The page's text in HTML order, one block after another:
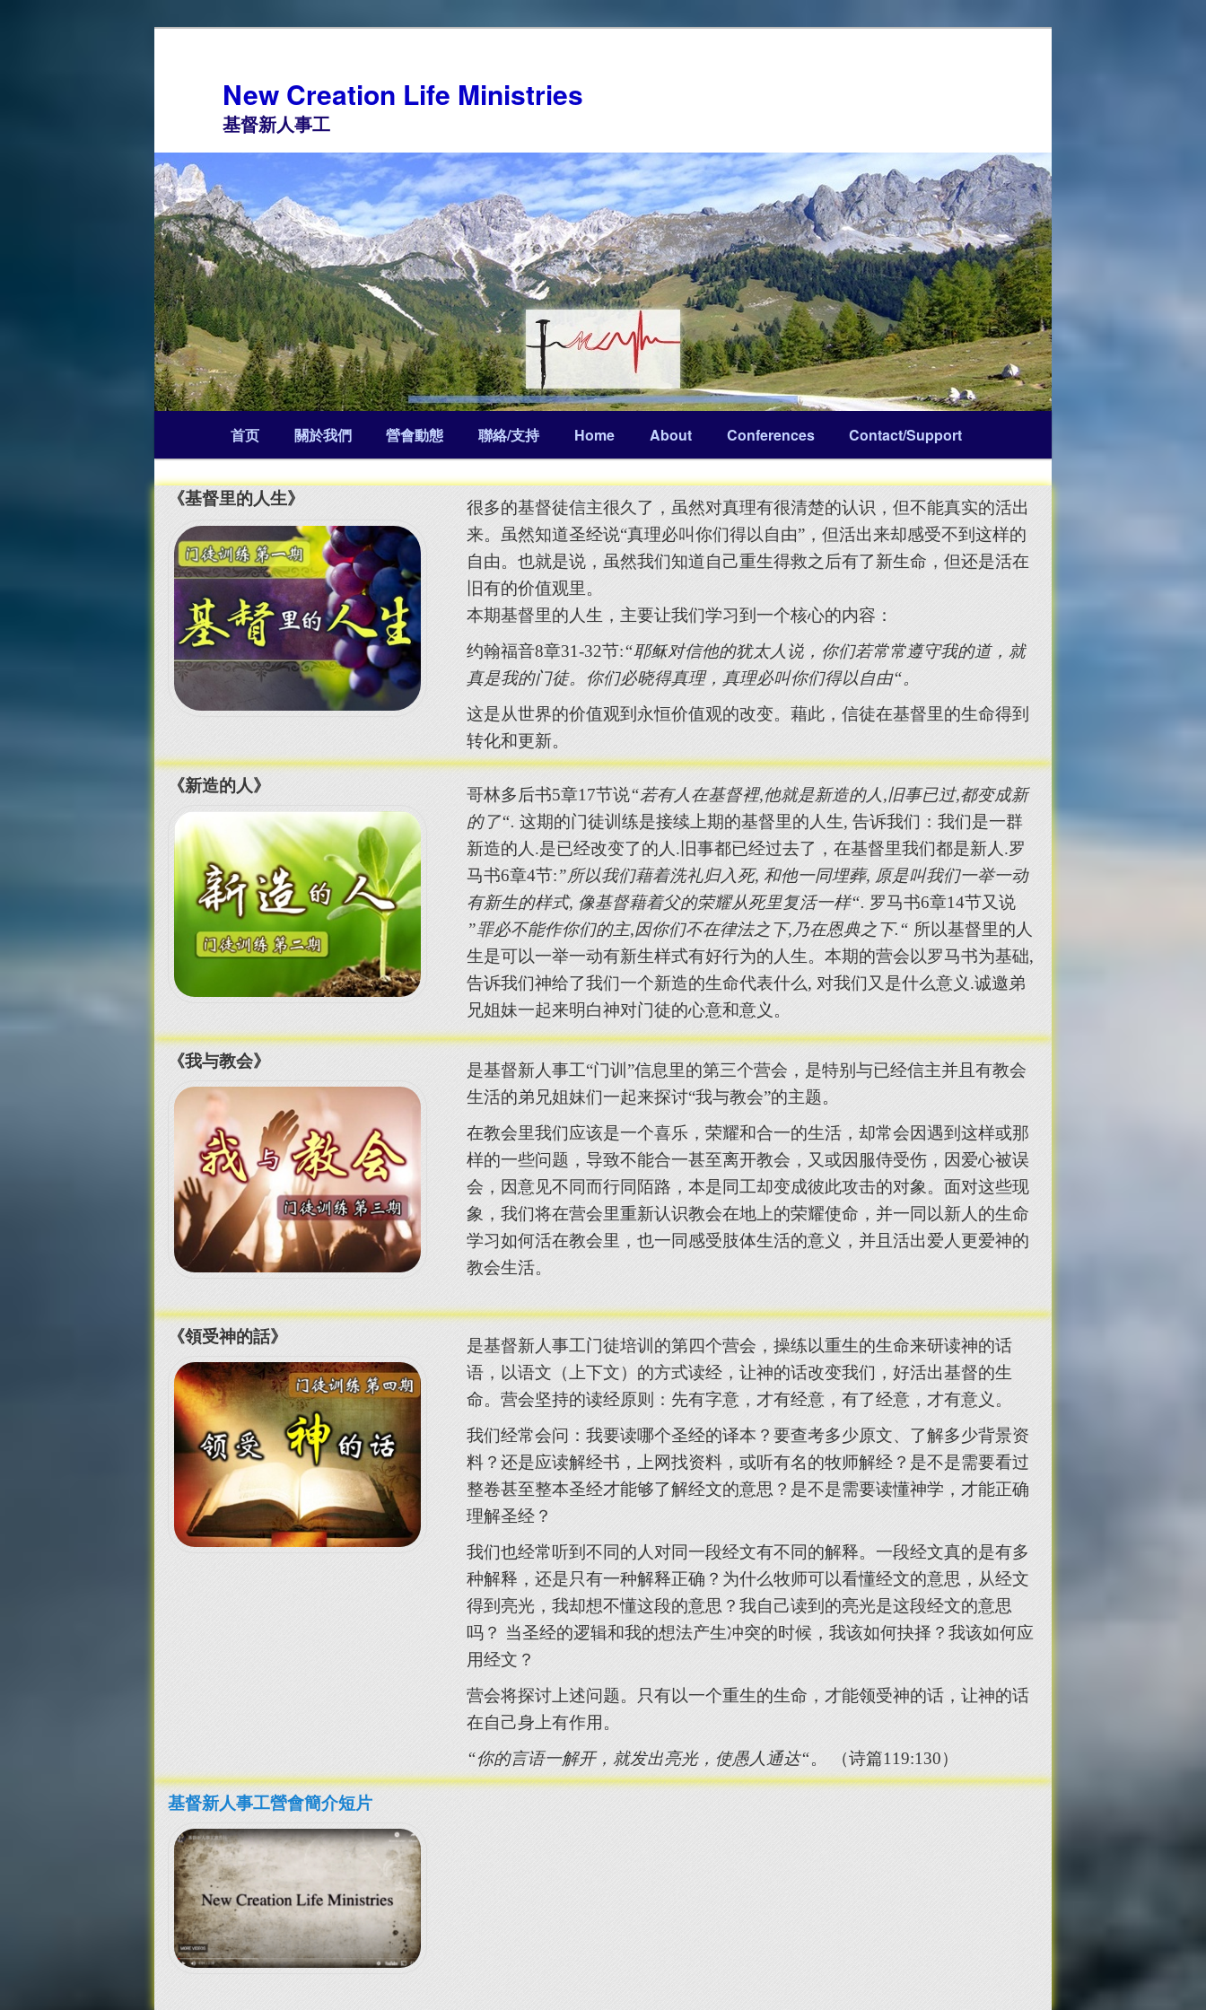
New Creation Life Ministries
基督新人事工
首页 關於我們 營會動態 聯絡/支持 Home About Conferences Contact/Support
《基督里的人生》
很多的基督徒信主很久了，虽然对真理有很清楚的认识，但不能真实的活出
来。虽然知道圣经说“真理必叫你们得以自由”，但活出来却感受不到这样的
自由。也就是说，虽然我们知道自己重生得救之后有了新生命，但还是活在
旧有的价值观里。
本期基督里的人生，主要让我们学习到一个核心的内容：
约翰福音8章31-32节:“耶稣对信他的犹太人说，你们若常常遵守我的道，就
真是我的门徒。你们必晓得真理，真理必叫你们得以自由“。
这是从世界的价值观到永恒价值观的改变。藉此，信徒在基督里的生命得到
转化和更新。
《新造的人》 哥林多后书5章17节说“若有人在基督裡,他就是新造的人,旧事已过,都变成新
的了“.这期的门徒训练是接续上期的基督里的人生, 告诉我们：我们是一群
新造的人.是已经改变了的人.旧事都已经过去了，在基督里我们都是新人.罗
马书6章4节:”所以我们藉着洗礼归入死, 和他一同埋葬, 原是叫我们一举一动
有新生的样式, 像基督藉着父的荣耀从死里复活一样“. 罗马书6章14节又说
”罪必不能作你们的主,因你们不在律法之下,乃在恩典之下.“ 所以基督里的人
生是可以一举一动有新生样式有好行为的人生。本期的营会以罗马书为基础,
告诉我们神给了我们一个新造的生命代表什么, 对我们又是什么意义.诚邀弟
兄姐妹一起来明白神对门徒的心意和意义。
《我与教会》
是基督新人事工“门训”信息里的第三个营会，是特别与已经信主并且有教会
生活的弟兄姐妹们一起来探讨“我与教会”的主题。
在教会里我们应该是一个喜乐，荣耀和合一的生活，却常会因遇到这样或那
样的一些问题，导致不能合一甚至离开教会，又或因服侍受伤，因爱心被误
会，因意见不同而行同陌路，本是同工却变成彼此攻击的对象。面对这些现
象，我们将在营会里重新认识教会在地上的荣耀使命，并一同以新人的生命
学习如何活在教会里，也一同感受肢体生活的意义，并且活出爱人更爱神的
教会生活。
《領受神的話》
是基督新人事工门徒培训的第四个营会，操练以重生的生命来研读神的话
语，以语文（上下文）的方式读经，让神的话改变我们，好活出基督的生
命。营会坚持的读经原则：先有字意，才有经意，有了经意，才有意义。
我们经常会问：我要读哪个圣经的译本？要查考多少原文、了解多少背景资
料？还是应读解经书，上网找资料，或听有名的牧师解经？是不是需要看过
整卷甚至整本圣经才能够了解经文的意思？是不是需要读懂神学，才能正确
理解圣经？
我们也经常听到不同的人对同一段经文有不同的解释。一段经文真的是有多
种解释，还是只有一种解释正确？为什么牧师可以看懂经文的意思，从经文
得到亮光，我却想不懂这段的意思？我自己读到的亮光是这段经文的意思
吗？ 当圣经的逻辑和我的想法产生冲突的时候，我该如何抉择？我该如何应
用经文？
营会将探讨上述问题。只有以一个重生的生命，才能领受神的话，让神的话
在自己身上有作用。
“你的言语一解开，就发出亮光，使愚人通达“。 （诗篇119:130）
基督新人事工營會簡介短片